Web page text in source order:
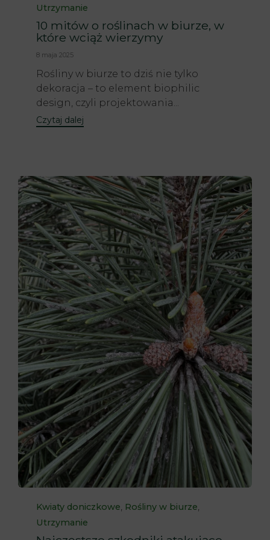
Utrzymanie
10 mitów o roślinach w biurze, w
które wciąż wierzymy
8 maja 2025
Rośliny w biurze to dziś nie tylko
dekoracja – to element biophilic
design, czyli projektowania...
Czytaj dalej
Category
Kwiaty doniczkowe, Rośliny w biurze,
Utrzymanie